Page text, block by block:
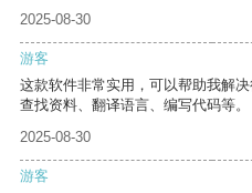
2025-08-30
游客
这款软件非常实用，可以帮助我解
查找资料、翻译语言、编写代码等。
2025-08-30
游客